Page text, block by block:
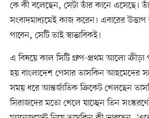
কে কী বলেছেন, সেটা তাঁর কানে এসেছে।
সংবাদমাধ্যমেই কাজ করেন। এবারের উত্তাপ
পাবেন, সেটি তাই স্বাভাবিকই।
এ বিষয়ে কাল সিটি গ্রুপ-প্রথম আলো ক্রীড়া
হয় বাংলাদেশ পেসার তাসকিন আহমেদের
সময় ধরে আন্তর্জাতিক ক্রিকেট খেলছেন
সিরাজদের মতো খেলে যাচ্ছেন তিন